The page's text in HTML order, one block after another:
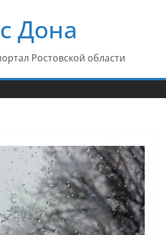
Дона
Ростовской области